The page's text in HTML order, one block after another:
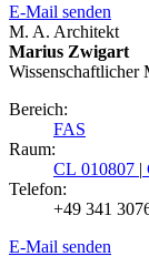
E-Mail senden
M. A. Architekt
Marius Zwigart
Wissenschaftlicher
Bereich:
FAS
Raum:
CL 010807 |
Telefon:
+49 341
E-Mail senden